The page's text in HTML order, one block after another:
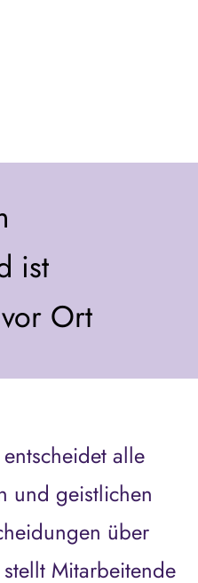
ist
Ort
alle
und geistlichen
über
Mitarbeitende